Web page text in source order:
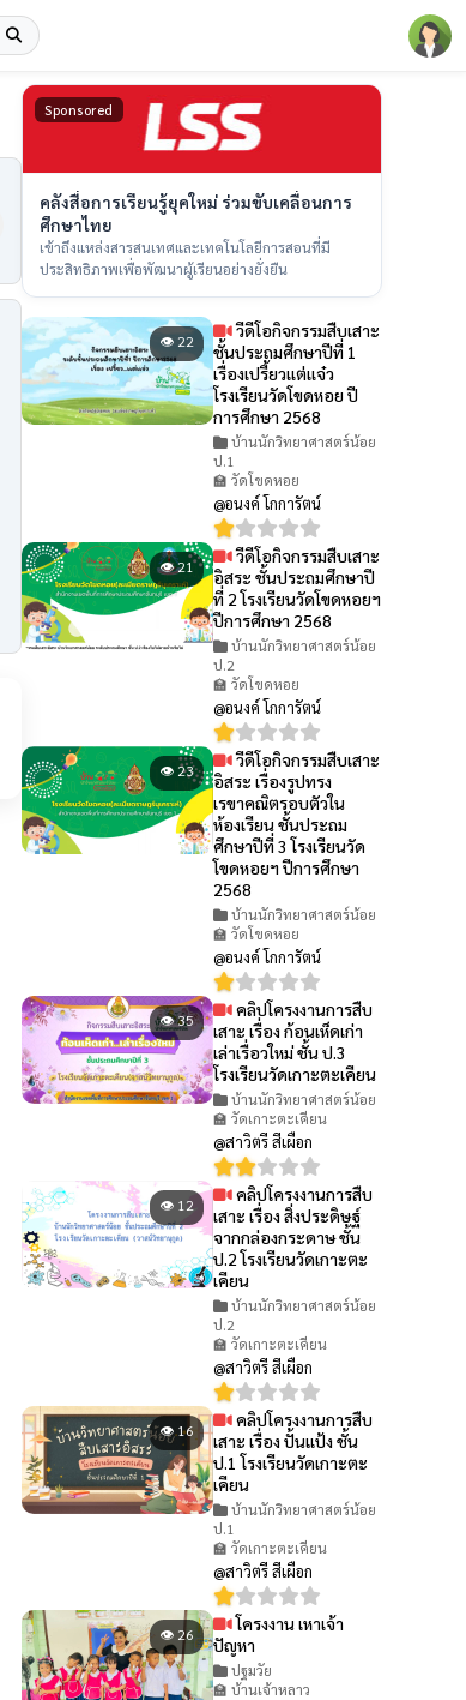
Sponsored
คลังสื่อการเรียนรู้ยุคใหม่ ร่วมขับเคลื่อนการ
ศึกษาไทย
เข้าถึงแหล่งสารสนเทศและเทคโนโลยีการสอนที่มี
ประสิทธิภาพเพื่อพัฒนาผู้เรียนอย่างยั่งยืน
👁 22
วีดีโอกิจกรรมสืบเสาะ
ชั้นประถมศึกษาปีที่ 1
เรื่องเปรี้ยวเเต่เเจ๋ว
โรงเรียนวัดโขดหอย ปี
การศึกษา 2568
บ้านนักวิทยาศาสตร์น้อย
ป.1
🏫 วัดโขดหอย
@อนงค์ โกการัตน์
👁 21
วีดีโอกิจกรรมสืบเสาะ
อิสระ ชั้นประถมศึกษาปี
ที่ 2 โรงเรียนวัดโขดหอยฯ
ปีการศึกษา 2568
บ้านนักวิทยาศาสตร์น้อย
ป.2
🏫 วัดโขดหอย
@อนงค์ โกการัตน์
👁 23
วีดีโอกิจกรรมสืบเสาะ
อิสระ เรื่องรูปทรง
เรขาคณิตรอบตัวใน
ห้องเรียน ชั้นประถม
ศึกษาปีที่ 3 โรงเรียนวัด
โขดหอยฯ ปีการศึกษา
2568
บ้านนักวิทยาศาสตร์น้อย
🏫 วัดโขดหอย
@อนงค์ โกการัตน์
👁 35
คลิปโครงงานการสืบ
เสาะ เรื่อง ก้อนเห็ดเก่า
เล่าเรื่อวใหม่ ชั้น ป.3
โรงเรียนวัดเกาะตะเคียน
บ้านนักวิทยาศาสตร์น้อย
🏫 วัดเกาะตะเคียน
@สาวิตรี สีเผือก
👁 12
คลิปโครงงานการสืบ
เสาะ เรื่อง สิ่งประดิษฐ์
จากกล่องกระดาษ ชั้น
ป.2 โรงเรียนวัดเกาะตะ
เคียน
บ้านนักวิทยาศาสตร์น้อย
ป.2
🏫 วัดเกาะตะเคียน
@สาวิตรี สีเผือก
👁 16
คลิปโครงงานการสืบ
เสาะ เรื่อง ปั้นแป้ง ชั้น
ป.1 โรงเรียนวัดเกาะตะ
เคียน
บ้านนักวิทยาศาสตร์น้อย
ป.1
🏫 วัดเกาะตะเคียน
@สาวิตรี สีเผือก
👁 26
โครงงาน เหาเจ้า
ปัญหา
ปฐมวัย
🏫 บ้านเจ้าหลาว